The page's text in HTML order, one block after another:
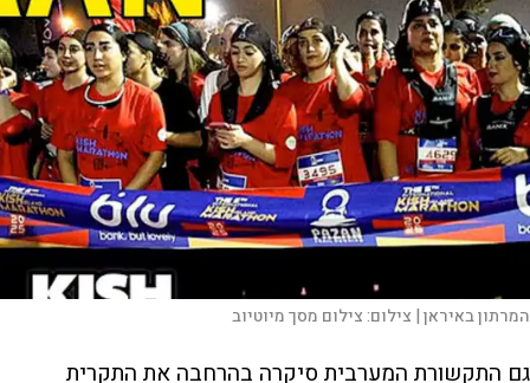
המרתון באיראן | צילום:צילום מסך מיוטיוב
גם התקשורת המערבית סיקרה בהרחבה את התקרית